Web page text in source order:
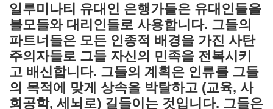
일루미나티 유대인 은행가들은 유대인들을
볼모들와 대리인들로 사용합니다. 그들의
파트너들은 모든 인종적 배경을 가진 사탄
주의자들로 그들 자신의 민족을 전복시키
고 배신합니다. 그들의 계획은 인류를 그들
의 목적에 맞게 상속을 박탈하고 (교육, 사
회공학, 세뇌로) 길들이는 것입니다. 그들은